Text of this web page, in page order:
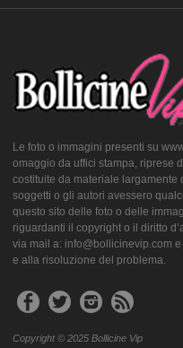
Le foto o immagini presenti su
omaggio da uffici stampa, riprese
costituite da materiale largamente
soggetti o gli autori avessero
questo sito delle foto o delle
riguardanti il copyright o il diritto
via mail a: info@bollicinevip.com
e alla risoluzione del problema.
Copyright © 2025 Bollicine Vip